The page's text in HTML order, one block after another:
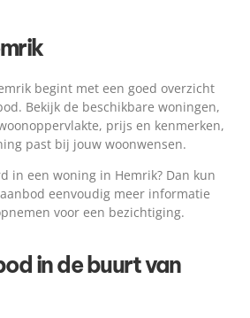
begint met een goed overzicht
Bekijk de beschikbare woningen,
prijs en kenmerken,
past bij jouw woonwensen.
in een woning in Hemrik? Dan kun
eenvoudig meer informatie
voor een bezichtiging.
in de buurt van